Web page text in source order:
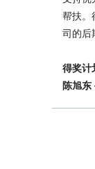
帮扶。
司的后
得奖计
陈旭东